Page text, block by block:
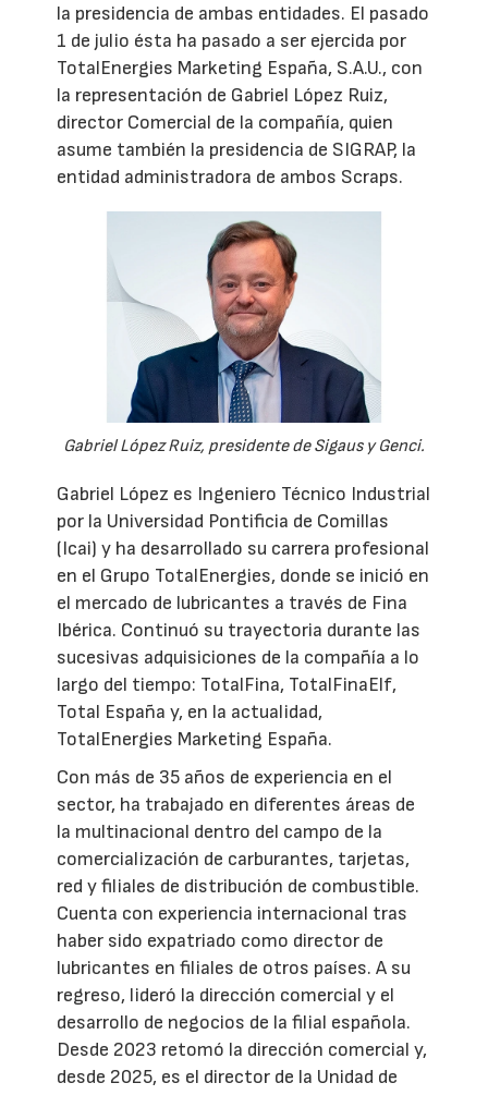
la presidencia de ambas entidades. El pasado
1 de julio ésta ha pasado a ser ejercida por
TotalEnergies Marketing España, S.A.U., con
la representación de Gabriel López Ruiz,
director Comercial de la compañía, quien
asume también la presidencia de SIGRAP, la
entidad administradora de ambos Scraps.
Gabriel López Ruiz, presidente de Sigaus y Genci.
Gabriel López es Ingeniero Técnico Industrial
por la Universidad Pontificia de Comillas
(Icai) y ha desarrollado su carrera profesional
en el Grupo TotalEnergies, donde se inició en
el mercado de lubricantes a través de Fina
Ibérica. Continuó su trayectoria durante las
sucesivas adquisiciones de la compañía a lo
largo del tiempo: TotalFina, TotalFinaElf,
Total España y, en la actualidad,
TotalEnergies Marketing España.
Con más de 35 años de experiencia en el
sector, ha trabajado en diferentes áreas de
la multinacional dentro del campo de la
comercialización de carburantes, tarjetas,
red y filiales de distribución de combustible.
Cuenta con experiencia internacional tras
haber sido expatriado como director de
lubricantes en filiales de otros países. A su
regreso, lideró la dirección comercial y el
desarrollo de negocios de la filial española.
Desde 2023 retomó la dirección comercial y,
desde 2025, es el director de la Unidad de